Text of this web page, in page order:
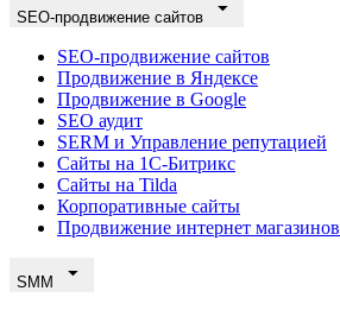
SEO-продвижение сайтов
SEO-продвижение сайтов
Продвижение в Яндексе
Продвижение в Google
SEO аудит
SERM и Управление репутацией
Сайты на 1С-Битрикс
Сайты на Tilda
Корпоративные сайты
Продвижение интернет магазинов
SMM